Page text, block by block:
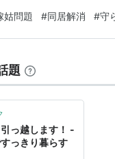
あげたくないの ベラン
…
姑問題 #同居解消 #守
題
っ越します！ -
っきり暮らす